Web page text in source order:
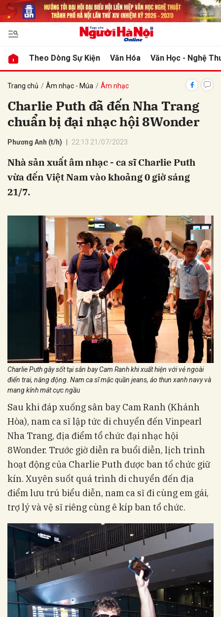
Theo Dòng Sự Kiện Văn Hóa Văn Học - Nghệ
Trang chủ Âm nhạc - Múa Âm nhạc
Charlie Puth đã đến Nha Trang
chuẩn bị đại nhạc hội 8Wonder
Phương Anh (t/h) 22:13 21/07/2023
Nhà sản xuất âm nhạc - ca sĩ Charlie Puth
vừa đến Việt Nam vào khoảng 0 giờ sáng
21/7.
Charlie Puth gây sốt tại sân bay Cam Ranh khi xuất hiện với vẻ ngoài
điển trai, năng động. Nam ca sĩ mặc quần jeans, áo thun xanh navy và
mang kính mát cực ngầu
Sau khi đáp xuống sân bay Cam Ranh (Khánh
Hòa), nam ca sĩ lập tức di chuyển đến Vinpearl
Nha Trang, địa điểm tổ chức đại nhạc hội
8Wonder. Trước giờ diễn ra buổi diễn, lịch trình
hoạt động của Charlie Puth được ban tổ chức giữ
kín. Xuyên suốt quá trình di chuyển đến địa
điểm lưu trú biểu diễn, nam ca sĩ đi cùng em gái,
trợ lý và vệ sĩ riêng cùng ê kíp ban tổ chức.
luận
Hủy